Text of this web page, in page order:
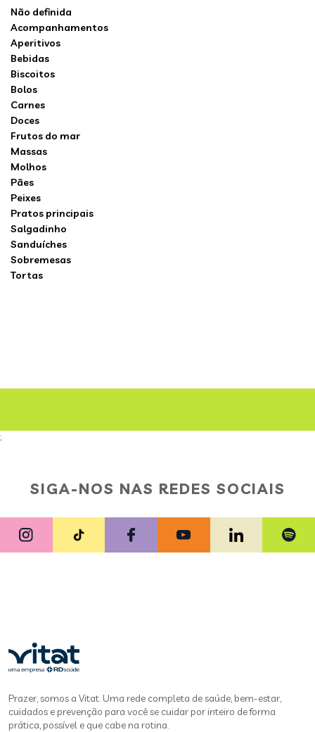
Não definida
Acompanhamentos
Aperitivos
Bebidas
Biscoitos
Bolos
Carnes
Doces
Frutos do mar
Massas
Molhos
Pães
Peixes
Pratos principais
Salgadinho
Sanduíches
Sobremesas
Tortas
;
SIGA-NOS NAS REDES SOCIAIS
Prazer, somos a Vitat. Uma rede completa de saúde, bem-estar,
cuidados e prevenção para você se cuidar por inteiro de forma
prática, possível e que cabe na rotina.